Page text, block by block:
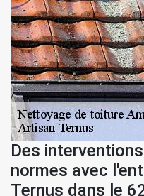
Des
normes avec
Ternus dans le